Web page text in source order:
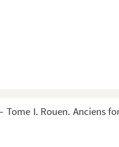
I. Rouen. Anciens